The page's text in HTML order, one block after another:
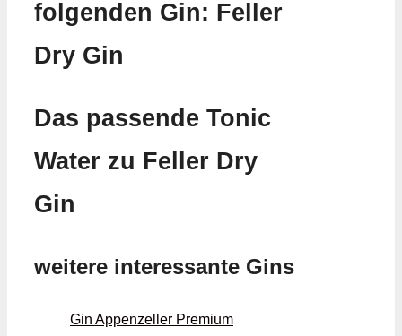
folgenden Gin: Feller
Dry Gin
Das passende Tonic
Water zu Feller Dry
Gin
weitere interessante Gins
Gin Appenzeller Premium